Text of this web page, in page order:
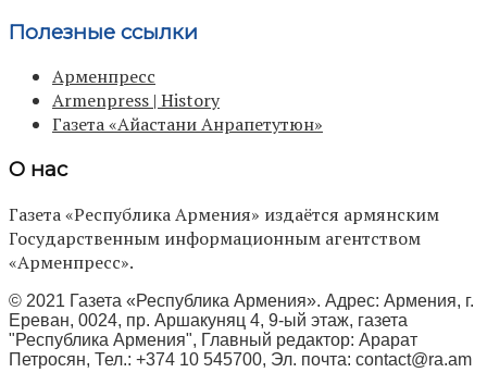
Полезные ссылки
Арменпресс
Armenpress | History
Газета «Айастани Анрапетутюн»
О нас
Газета «Республика Армения» издаётся армянским
Государственным информационным агентством
«Арменпресс».
© 2021 Газета «Республика Армения». Адрес: Армения, г.
Ереван, 0024, пр. Аршакуняц 4, 9-ый этаж, газета
"Республика Армения", Главный редактор: Арарат
Петросян, Тел.: +374 10 545700, Эл. почта: contact@ra.am